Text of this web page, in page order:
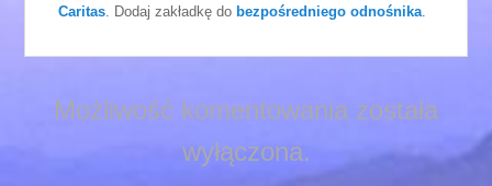
Caritas . Dodaj zakładkę do bezpośredniego odnośnika
Możliwość komentowania została
wyłączona.